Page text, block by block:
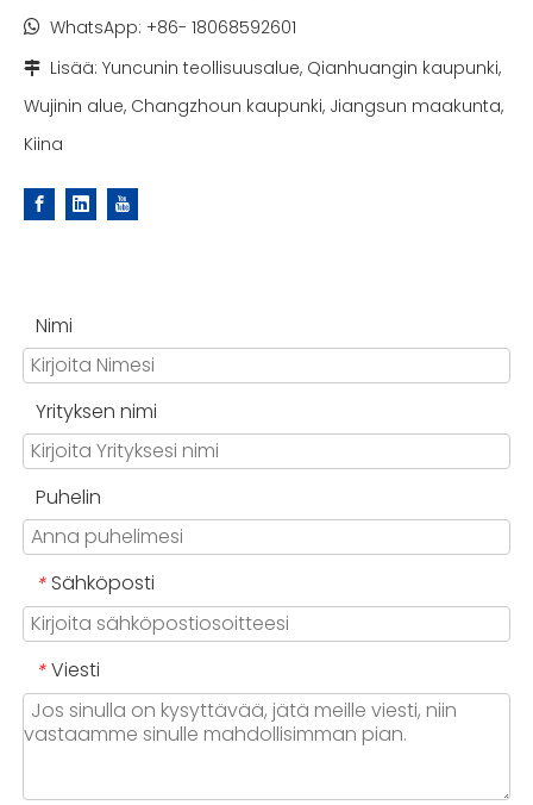
 WhatsApp: +86- 18068592601

Lisää: Yuncunin teollisuusalue, Qianhuangin kaupunki,
Wujinin alue, Changzhoun kaupunki, Jiangsun maakunta,
Kiina
Nimi
Yrityksen nimi
Puhelin
* Sähköposti
* Viesti